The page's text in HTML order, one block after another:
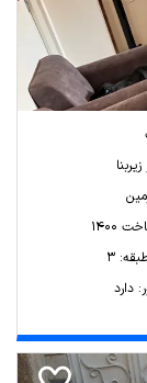
1400
3
دارد